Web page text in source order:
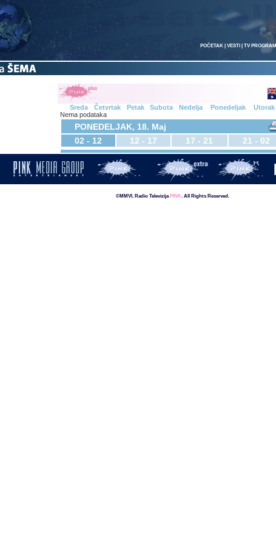
POČETAK| VESTI TV PROGRAM
Sreda Četvrtak Petak Subota Nedelja Ponedeljak
Utorak
Nema podataka
PONEDELJAK, 18. Maj
02 - 12
12 - 17 17 - 21 21 - 02
©MMVI, Radio Televizija PINK. All Rights Reserved.